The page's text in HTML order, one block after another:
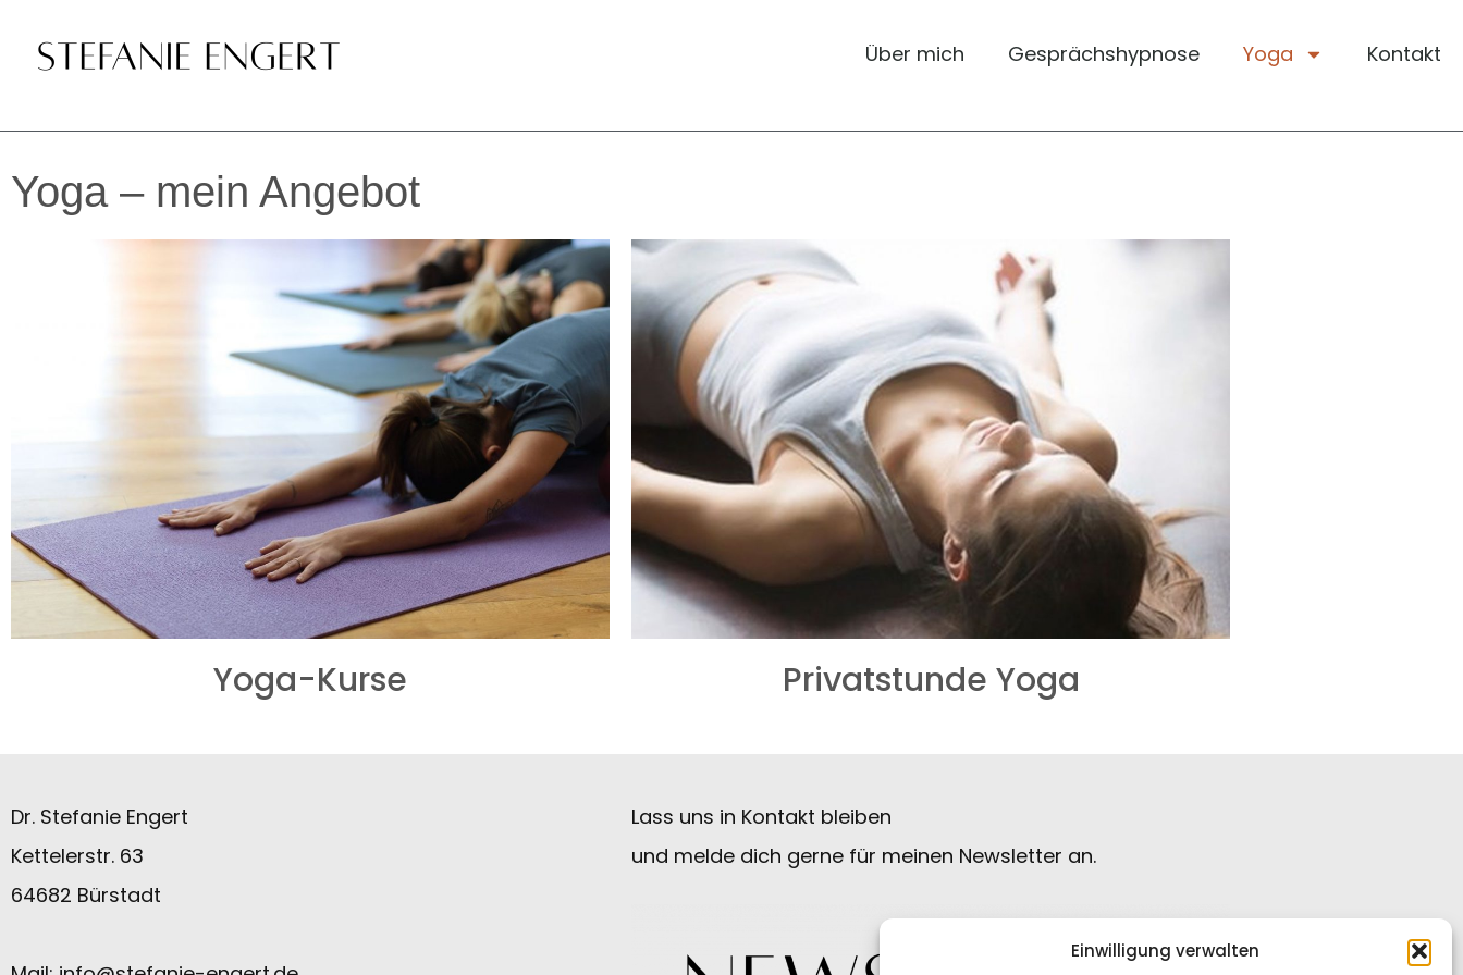
Einwilligung verwalten
Über mich Gesprächshypnose Yoga Kontakt
Yoga – mein Angebot
Yoga-Kurse Privatstunde Yoga
Dr. Stefanie Engert
Kettelerstr. 63
64682 Bürstadt
Lass uns in Kontakt bleiben
und melde dich gerne für meinen Newsletter an.